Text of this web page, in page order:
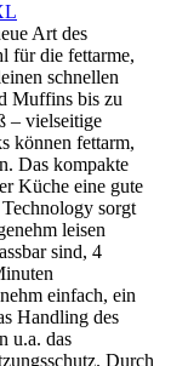
Art des
für die fettarme,
schnellen
Muffins bis zu
– vielseitige
können fettarm,
Das kompakte
Küche eine gute
sorgt
leisen
sind, 4
einfach, ein
Handling des
u.a. das
Durch